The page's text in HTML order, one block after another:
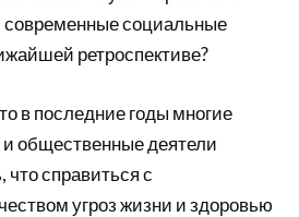
современные социальные
ретроспективе?
в последние годы многие
и общественные деятели
справиться с
угроз жизни и здоровью